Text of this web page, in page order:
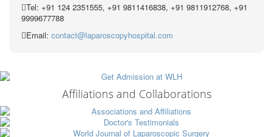
Tel: +91 124 2351555, +91 9811416838, +91 9811912768, +91
9999677788
Email: contact@laparoscopyhospital.com
Affiliations and Collaborations